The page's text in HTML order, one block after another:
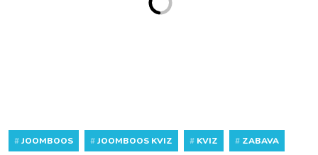
#JOOMBOOS #JOOMBOOS KVIZ # KVIZ # ZABAVA